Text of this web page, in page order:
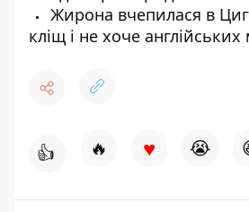
Жирона вчепилася в
кліщ і не хоче англійських
👍 🔥 ♥ 😭